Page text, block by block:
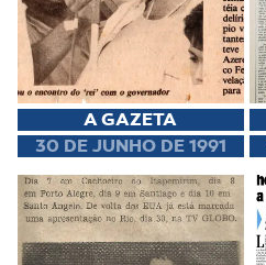
A GAZETA
30 DE JUNHO DE 1991